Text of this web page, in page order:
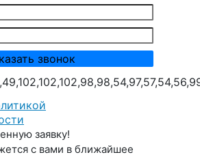
заявку!
с вами в ближайшее